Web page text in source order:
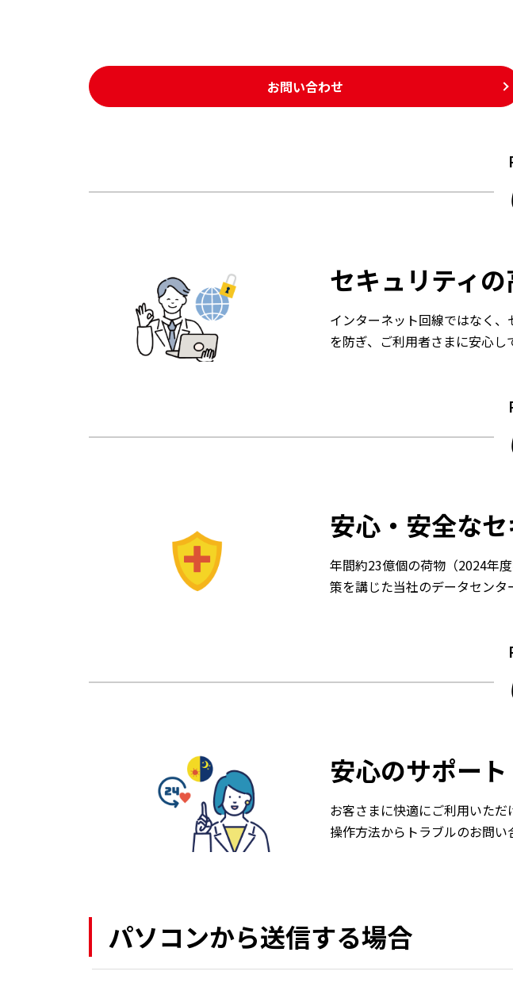
お問い合わせ
セキュリティ
インターネット回線ではなく
を防ぎ、ご利用者さまに安心し
安心・安全な
年間約23億個の荷物（2024年
策を講じた当社のデータセンタ
安心のサポート
お客さまに快適にご利用いただ
操作方法からトラブルのお問い
パソコンから送信する場合